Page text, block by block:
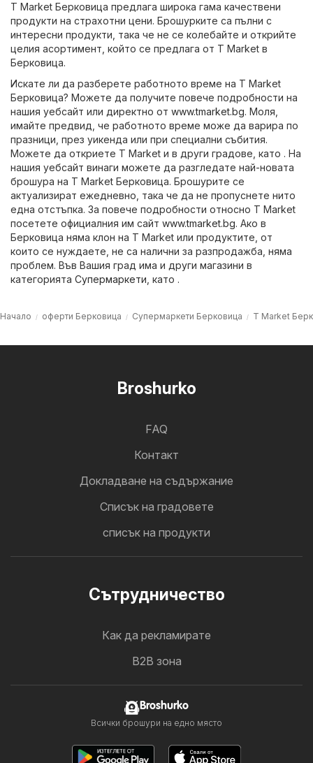
T Market Берковица предлага широка гама качествени
продукти на страхотни цени. Брошурките са пълни с
интересни продукти, така че не се колебайте и открийте
целия асортимент, който се предлага от T Market в
Берковица.
Искате ли да разберете работното време на T Market
Берковица? Можете да получите повече подробности на
нашия уебсайт или директно от www.tmarket.bg. Моля,
имайте предвид, че работното време може да варира по
празници, през уикенда или при специални събития.
Можете да откриете T Market и в други градове, като . На
нашия уебсайт винаги можете да разгледате най-новата
брошура на T Market Берковица. Брошурите се
актуализират ежедневно, така че да не пропуснете нито
една отстъпка. За повече подробности относно T Market
посетете официалния им сайт www.tmarket.bg. Ако в
Берковица няма клон на T Market или продуктите, от
които се нуждаете, не са налични за разпродажба, няма
проблем. Във Вашия град има и други магазини в
категорията Супермаркети , като .
Начало оферти Берковица Супермаркети Берковица T Market
Broshurko
FAQ
Контакт
Докладване на съдържание
Cписък на градовете
списък на продукти
Cътрудничество
Как да рекламирате
B2B зона
Broshurko
Всички брошури на едно място